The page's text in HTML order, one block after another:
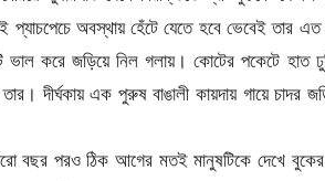
অবস্থায় হেঁটে যেতে হবে ভেবেই তার
ভাল করে জড়িয়ে নিল গলায়। কোটের পকেটে হাত
দীর্ঘকায় এক পুরুষ বাঙালী কায়দায় গায়ে চাদর
বছর পরও ঠিক আগের মতই মানুষটিকে দেখে